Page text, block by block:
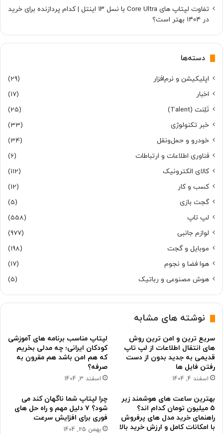
تفاوت لپتاپ های Core Ultra با نسل ۱۳ اینتل | کدام پردازنده برای خرید
در ۱۴۰۴ بهتر است؟
دسته‌ها
اپلیکیشن و نرم‌افزار
(29)
اخبار
(17)
تَلِنت (Talent)
(25)
خبر تکنولوژی
(33)
خودرو و حمل‌و‌نقل
(34)
فناوری اطلاعات و ارتباطات
(6)
کالای الکترونیک
(112)
کسب و کار
(12)
گجت بازی
(5)
لپ تاپ
(558)
لوازم جانبی
(977)
موبایل و گجت
(198)
هوا فضا و نجوم
(17)
هوش مصنوعی و رباتیک
(5)
نوشته های مشابه
سریع ترین و امن ترین روش
های انتقال اطلاعات از لپ تاپ
قدیمی به جدید بدون از دست
رفتن فایل ها
اسفند 4, 1404
لپتاپ مناسب برنامه های آموزشی
کودکان ایرانی؛ چه مدلی بخریم
که هم امن باشد هم مقرون به
صرفه؟
اسفند 3, 1404
بهترین ساعت های هوشمند زیر
۵ میلیون تومان کدام اند؟
راهنمای خرید مدل های پرفروش
با امکانات کامل و ارزش خرید بالا
چرا لپتاپ شما ناگهان کند می
شود؟ ۷ دلیل مهم و راه حل های
فوری برای افزایش سرعت
بهمن 25, 1404